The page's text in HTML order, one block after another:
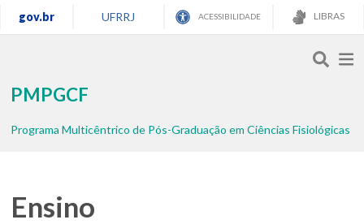
gov.br UFRRJ ACESSIBILIDADE LIBRAS
PMPGCF
Programa Multicêntrico de Pós-Graduação em Ciências Fisiológicas
Ensino